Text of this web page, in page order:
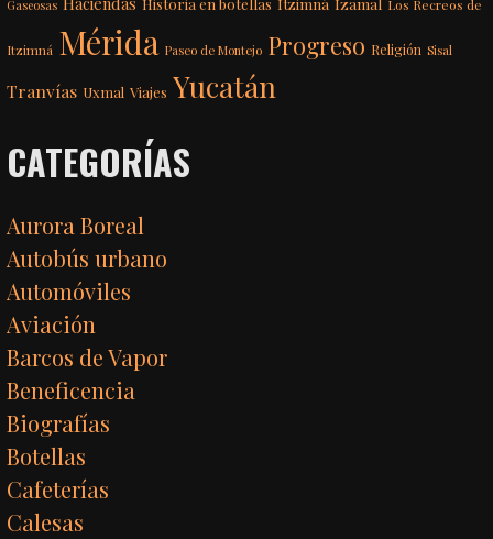
Gaseosas Historia en botellas Los Recreos de
Itzimná Mérida Paseo de Montejo Progreso Religión Sisal
Tranvías Uxmal Viajes Yucatán
CATEGORÍAS
Aurora Boreal
Autobús urbano
Automóviles
Aviación
Barcos de Vapor
Beneficencia
Biografías
Botellas
Cafeterías
Calesas